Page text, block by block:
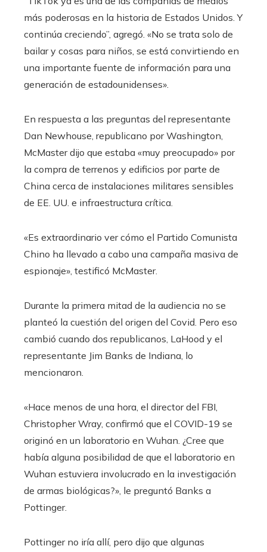
más poderosas en la historia de Estados Unidos. Y
continúa creciendo”, agregó. «No se trata solo de
bailar y cosas para niños, se está convirtiendo en
una importante fuente de información para una
generación de estadounidenses».
En respuesta a las preguntas del representante
Dan Newhouse, republicano por Washington,
McMaster dijo que estaba «muy preocupado» por
la compra de terrenos y edificios por parte de
China cerca de instalaciones militares sensibles
de EE. UU. e infraestructura crítica.
«Es extraordinario ver cómo el Partido Comunista
Chino ha llevado a cabo una campaña masiva de
espionaje», testificó McMaster.
Durante la primera mitad de la audiencia no se
planteó la cuestión del origen del Covid. Pero eso
cambió cuando dos republicanos, LaHood y el
representante Jim Banks de Indiana, lo
mencionaron.
«Hace menos de una hora, el director del FBI,
Christopher Wray, confirmó que el COVID-19 se
originó en un laboratorio en Wuhan. ¿Cree que
había alguna posibilidad de que el laboratorio en
Wuhan estuviera involucrado en la investigación
de armas biológicas?», le preguntó Banks a
Pottinger.
Pottinger no iría allí, pero dijo que algunas